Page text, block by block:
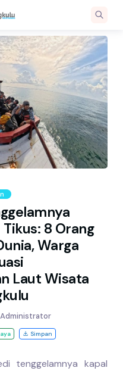
8 Orang
Warga
Laut Wisata
Administrator
Simpan
tenggelamnya kapal